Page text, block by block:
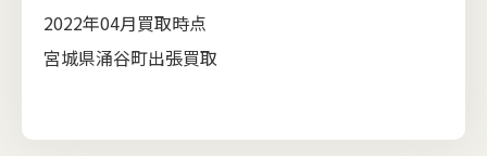
2022年04月買取時点
宮城県涌谷町出張買取